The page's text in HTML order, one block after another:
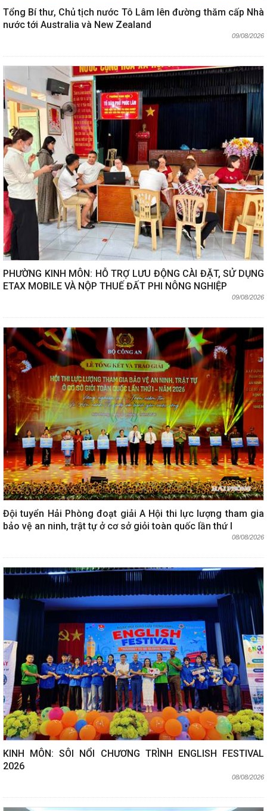
Tổng Bí thư, Chủ tịch nước Tô Lâm lên đường thăm cấp Nhà
nước tới Australia và New Zealand
09/08/2026
PHƯỜNG KINH MÔN: HỖ TRỢ LƯU ĐỘNG CÀI ĐẶT, SỬ DỤNG
ETAX MOBILE VÀ NỘP THUẾ ĐẤT PHI NÔNG NGHIỆP
09/08/2026
Đội tuyển Hải Phòng đoạt giải A Hội thi lực lượng tham gia
bảo vệ an ninh, trật tự ở cơ sở giỏi toàn quốc lần thứ I
08/08/2026
KINH MÔN: SÔI NỔI CHƯƠNG TRÌNH ENGLISH FESTIVAL
2026
08/08/2026